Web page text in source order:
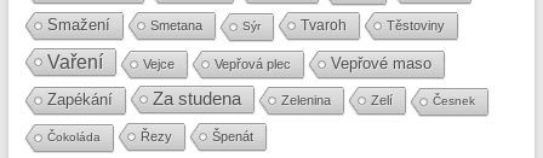
Smažení
Smetana Sýr Tvaroh Těstoviny
Vaření Vejce Vepřová plec
Vepřové maso
Zapékání
Za studena Zelenina Zelí Česnek
Čokoláda Řezy Špenát